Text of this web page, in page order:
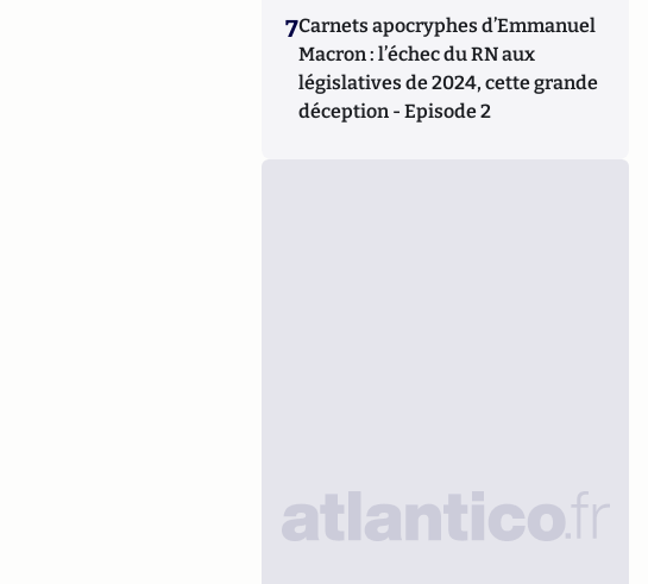
7Carnets apocryphes d’Emmanuel
Macron : l’échec du RN aux
législatives de 2024, cette grande
déception - Episode 2